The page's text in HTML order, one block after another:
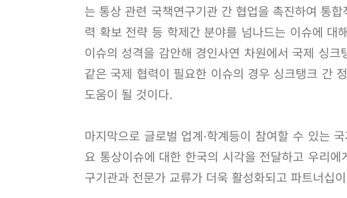
는 통상 관련 국책연구기관 간 협업을 촉진하여 통
력 확보 전략 등 학제간 분야를 넘나드는 이슈에 대
이슈의 성격을 감안해 경인사연 차원에서 국제 싱
같은 국제 협력이 필요한 이슈의 경우 싱크탱크 간
도움이 될 것이다.
마지막으로 글로벌 업계·학계등이 참여할 수 있는
요 통상이슈에 대한 한국의 시각을 전달하고 우리
구기관과 전문가 교류가 더욱 활성화되고 파트너십